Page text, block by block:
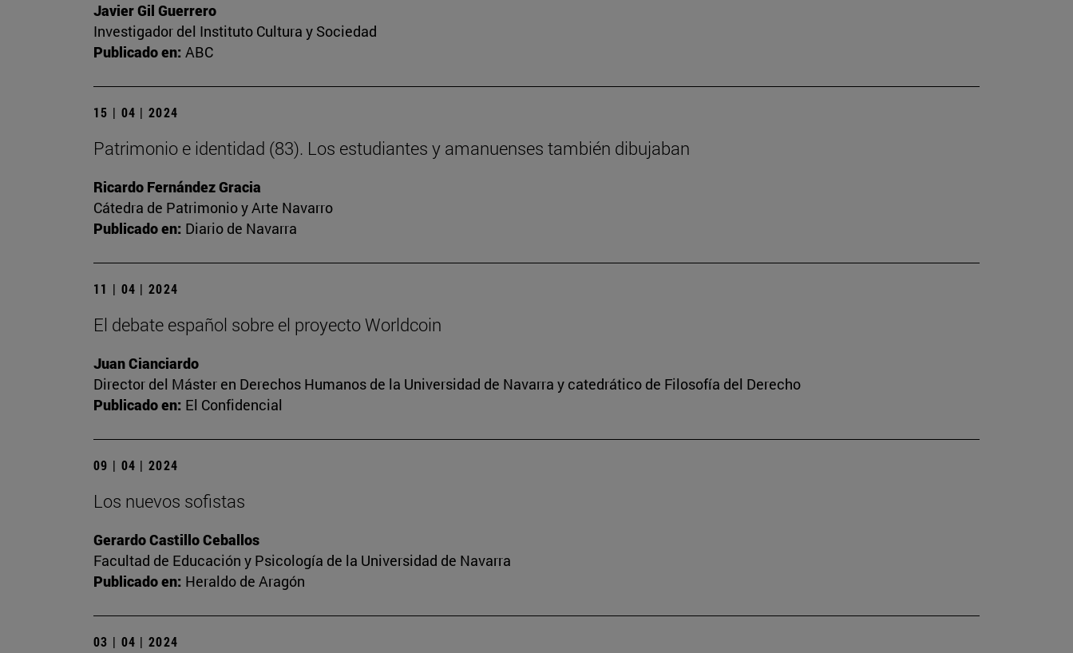
Javier Gil Guerrero
Investigador del Instituto Cultura y Sociedad
Publicado en: ABC
15 | 04 | 2024
Patrimonio e identidad (83). Los estudiantes y amanuenses también dibujaban
Ricardo Fernández Gracia
Cátedra de Patrimonio y Arte Navarro
Publicado en: Diario de Navarra
11 | 04 | 2024
El debate español sobre el proyecto Worldcoin
Juan Cianciardo
Director del Máster en Derechos Humanos de la Universidad de Navarra y catedrático de Filosofía del Derecho
Publicado en: El Confidencial
09 | 04 | 2024
Los nuevos sofistas
Gerardo Castillo Ceballos
Facultad de Educación y Psicología de la Universidad de Navarra
Publicado en: Heraldo de Aragón
03 | 04 | 2024